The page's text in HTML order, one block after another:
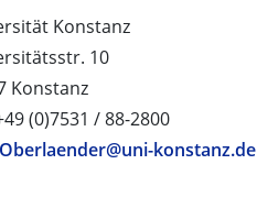
Konstanz
10
Konstanz
(0)7531 / 88-2800
konstanz.de